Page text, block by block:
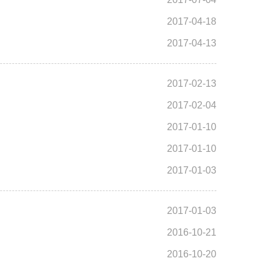
2017-04-18
2017-04-13
2017-02-13
2017-02-04
2017-01-10
2017-01-10
2017-01-03
2017-01-03
2016-10-21
2016-10-20